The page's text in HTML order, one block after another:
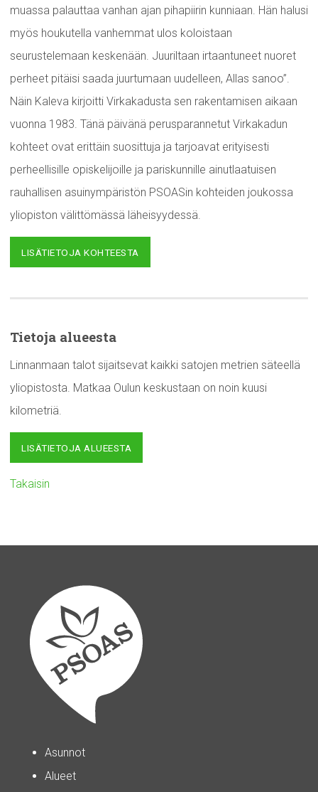
muassa palauttaa vanhan ajan pihapiirin kunniaan. Hän halusi
myös houkutella vanhemmat ulos koloistaan
seurustelemaan keskenään. Juuriltaan irtaantuneet nuoret
perheet pitäisi saada juurtumaan uudelleen, Allas sanoo”.
Näin Kaleva kirjoitti Virkakadusta sen rakentamisen aikaan
vuonna 1983. Tänä päivänä perusparannetut Virkakadun
kohteet ovat erittäin suosittuja ja tarjoavat erityisesti
perheellisille opiskelijoille ja pariskunnille ainutlaatuisen
rauhallisen asuinympäristön PSOASin kohteiden joukossa
yliopiston välittömässä läheisyydessä.
LISÄTIETOJA KOHTEESTA
Tietoja alueesta
Linnanmaan talot sijaitsevat kaikki satojen metrien säteellä
yliopistosta. Matkaa Oulun keskustaan on noin kuusi
kilometriä.
LISÄTIETOJA ALUEESTA
Takaisin
Asunnot
Alueet